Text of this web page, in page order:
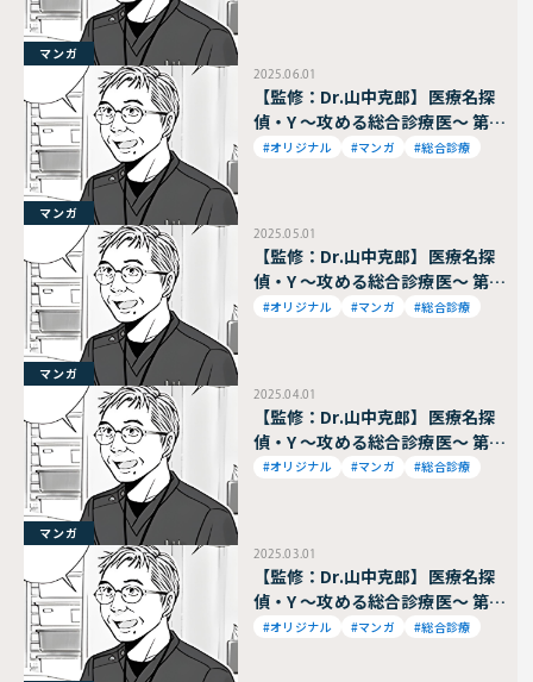
マンガ
2025.06.01
【監修：Dr.山中克郎】医療名探
偵・Y ～攻める総合診療医～ 第91
話
#オリジナル #マンガ #総合診療
マンガ
2025.05.01
【監修：Dr.山中克郎】医療名探
偵・Y ～攻める総合診療医～ 第90
話
#オリジナル #マンガ #総合診療
マンガ
2025.04.01
【監修：Dr.山中克郎】医療名探
偵・Y ～攻める総合診療医～ 第89
話
#オリジナル #マンガ #総合診療
マンガ
2025.03.01
【監修：Dr.山中克郎】医療名探
偵・Y ～攻める総合診療医～ 第88
話
#オリジナル #マンガ #総合診療